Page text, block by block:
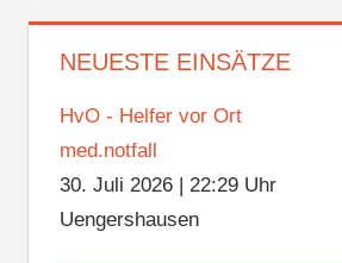
NEUESTE EINSÄTZE
HvO - Helfer vor Ort
med.notfall
30. Juli 2026| 22:29 Uhr
Uengershausen